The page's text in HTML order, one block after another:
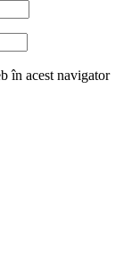
în acest navigator